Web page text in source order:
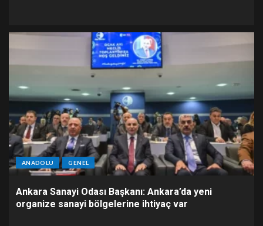
ANADOLU GENEL
Ankara Sanayi Odası Başkanı: Ankara’da yeni
organize sanayi bölgelerine ihtiyaç var